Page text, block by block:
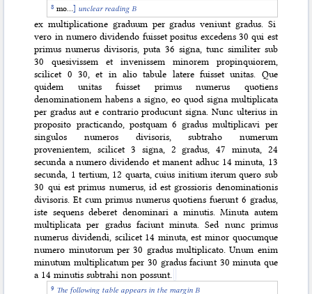
mo…] unclear reading B
ex multiplicatione graduum per gradus veniunt gradus. Si
vero in numero dividendo fuisset positus excedens 30 qui est
primus numerus divisoris, puta 36 signa, tunc similiter sub
30 quesivissem et invenissem minorem propinquiorem,
scilicet 0 30, et in alio tabule latere fuisset unitas. Que
quidem unitas fuisset primus numerus quotiens
denominationem habens a signo, eo quod signa multiplicata
per gradus aut e contrario producunt signa. Nunc ulterius in
proposito practicando, postquam 6 gradus multiplicavi per
singulos numeros divisoris, subtraho numerum
provenientem, scilicet 3 signa, 2 gradus, 47 minuta, 24
secunda a numero dividendo et manent adhuc 14 minuta, 13
secunda, 1 tertium, 12 quarta, cuius initium iterum quero sub
30 qui est primus numerus, id est grossioris denominationis
divisoris. Et cum primus numerus quotiens fuerunt 6 gradus,
iste sequens deberet denominari a minutis. Minuta autem
multiplicata per gradus faciunt minuta. Sed nunc primus
numerus dividendi, scilicet 14 minuta, est minor quocumque
numero minutorum per 30 gradus multiplicato. Unum enim
minutum multiplicatum per 30 gradus faciunt 30 minuta que
a 14 minutis subtrahi non possunt.
The following table appears in the margin B